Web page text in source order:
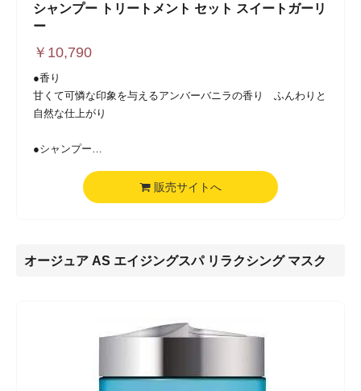
シャンプー トリートメント セット スイートガーリ
ー
￥ 10,790
●香り
甘くて可憐な印象を与えるアンバーバニラの香り ふんわりと
自然な仕上がり
●シャンプー
トをあわせ持つ第三世代の「ハイブリッドシャンプー」がふん
わりナチュラルに洗い上げます。
②オリーブオイル※配合※オリーブ果実油（保湿成分）
①モロッコ産アルガンオイル※アルガニアスピノサ核油（保湿
販売サイトへ
オージュア AS エイジングスパ リラクシング マスク